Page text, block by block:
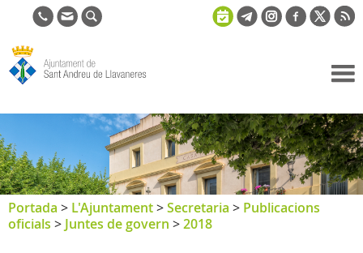
de Sant
Andreu de
Llavaneres
Portada > L'Ajuntament>Secretaria > Publicacions
oficials > Juntes de govern >2018